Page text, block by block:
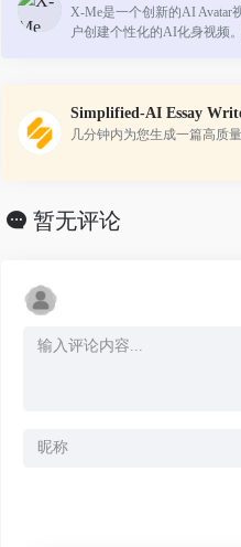
X-Me是一个创新的AI Avatar
户创建个性化的AI化身视频
Simplified-AI Essay
几分钟内为您生成一篇高质
暂无评论